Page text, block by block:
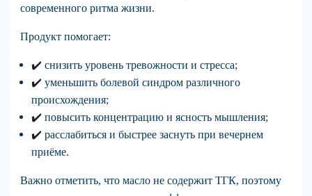
современного ритма жизни.
Продукт помогает:
✔️ снизить уровень тревожности и стресса;
✔️ уменьшить болевой синдром различного
происхождения;
✔️ повысить концентрацию и ясность мышления;
✔️ расслабиться и быстрее заснуть при вечернем
приёме.
Важно отметить, что масло не содержит ТГК, поэтому